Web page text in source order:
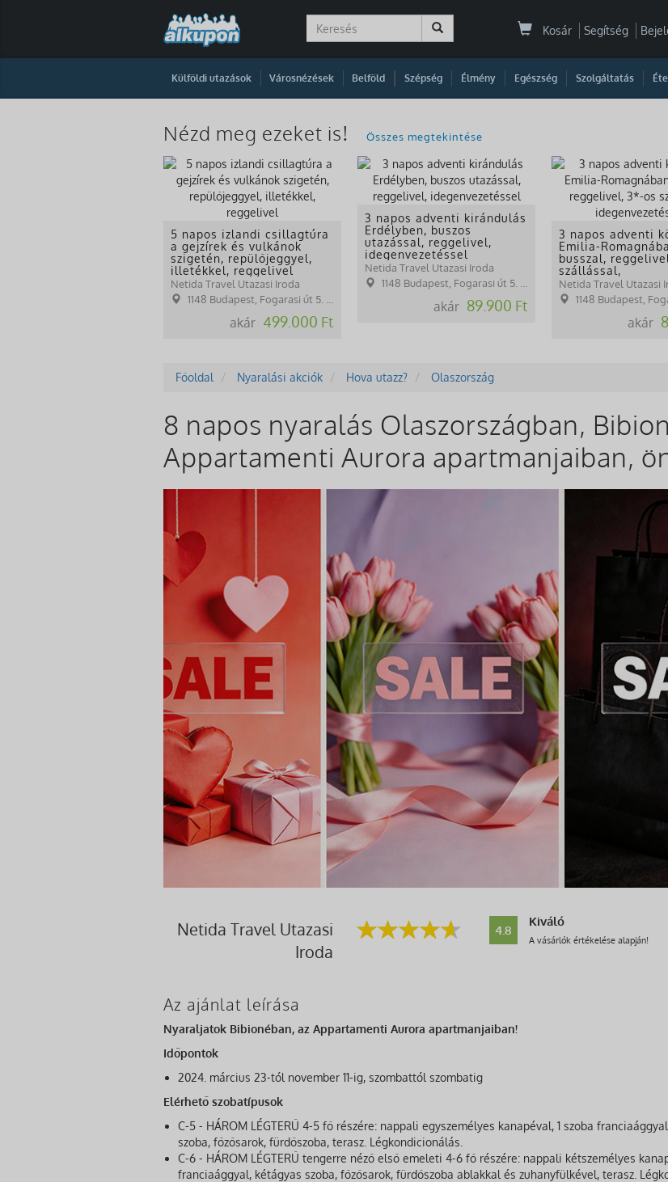
Kosár Segítség
Külföldi utazások Városnézések Belföld Szépség Élmény Egészség Szolgáltatás
Nézd meg ezeket is! Összes megtekintése
5 napos izlandi csillagtúra
a gejzírek és vulkánok
szigetén, repülőjeggyel,
illetékkel, reggelivel
Netida Travel Utazasi Iroda
1148 Budapest, Fogarasi út 5. 27. ép.( (NINCS SZEMÉLYES ÜGYFÉLFOGADÁS)
akár 499.000 Ft
3 napos adventi kirándulás
Erdélyben, buszos
utazással, reggelivel,
idegenvezetéssel
Netida Travel Utazasi Iroda
1148 Budapest, Fogarasi út 5. 27. ép.( (NINCS SZEMÉLYES ÜGYFÉLFOGADÁS)
akár 89.900 Ft
3 napos adventi
Emilia-
busszal,
szállással,
idegenvezetéssel
Netida Travel Utazasi
1148 Budapest, Fogarasi út 5. 27. ép.( (NINCS
akár
Főoldal Nyaralási akciók Hova utazz? Olaszország
8 napos nyaralás Olaszországban,
Appartamenti Aurora apartmanjaiban,
Netida Travel Utazasi
Iroda
4.8
Kiváló
A vásárlók értékelése alapján!
Az ajánlat leírása
Nyaraljatok Bibionéban, az Appartamenti Aurora apartmanjaiban!
Időpontok
2024. március 23-tól november 11-ig, szombattól szombatig
Elérhető szobatípusok
C-5 - HÁROM LÉGTERŰ 4-5 fő részére: nappali egyszemélyes kanapéval, 1 szoba
szoba, főzősarok, fürdőszoba, terasz. Légkondicionálás.
C-6 - HÁROM LÉGTERŰ tengerre néző első emeleti 4-6 fő részére: nappali kétszemélyes
franciaággyal, kétágyas szoba, főzősarok, fürdőszoba ablakkal és zuhanyfülkével, terasz.